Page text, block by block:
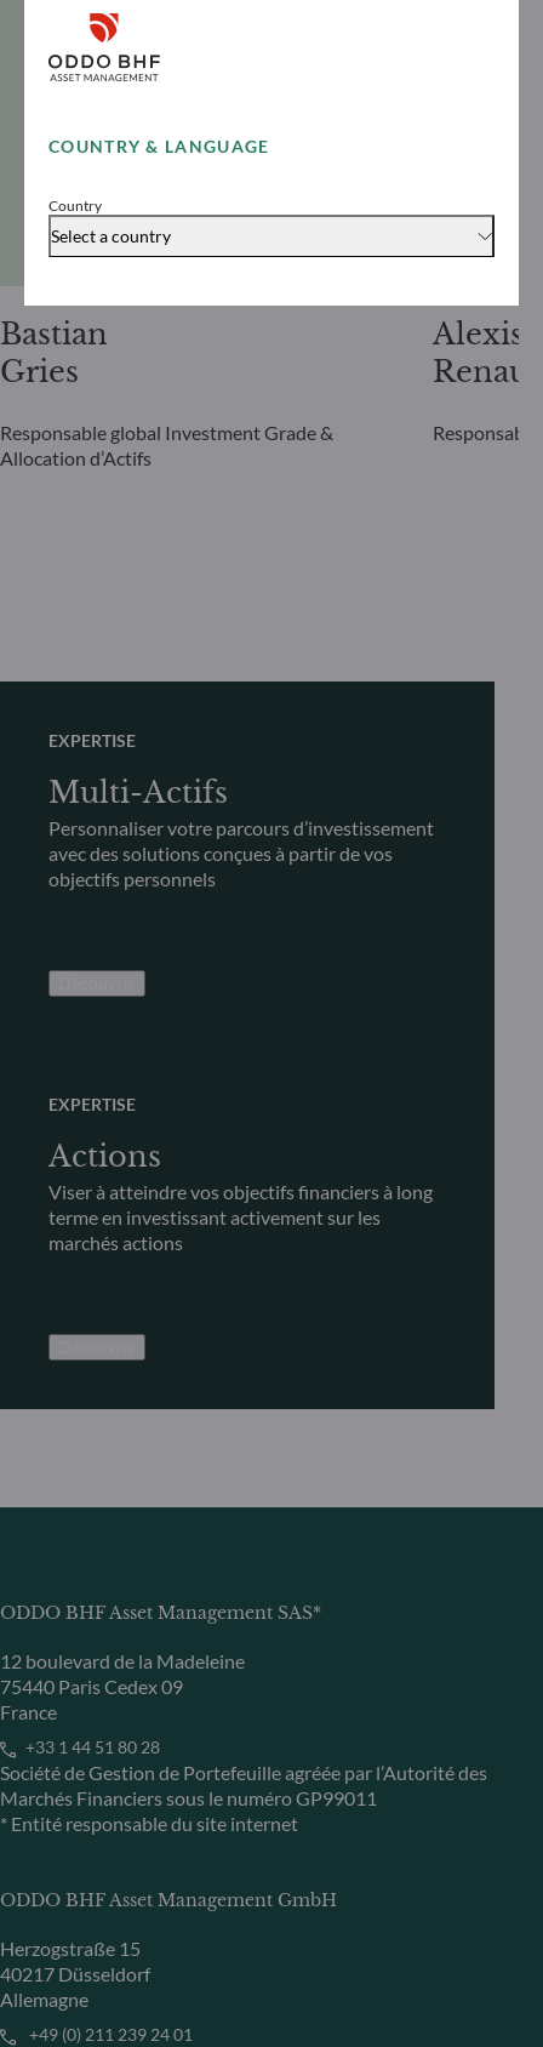
COUNTRY & LANGUAGE
Country
Select a country
Bastian
Gries
Responsable global Investment Grade &
Allocation d’Actifs
Alexis
EXPERTISE
Multi-Actifs
Personnaliser votre parcours d’investissement
avec des solutions conçues à partir de vos
objectifs personnels
EXPERTISE
Actions
Viser à atteindre vos objectifs financiers à long
terme en investissant activement sur les
marchés actions
ODDO BHF Asset Management SAS*
12 boulevard de la Madeleine
75440 Paris Cedex 09
France
+33 1 44 51 80 28
Société de Gestion de Portefeuille agréée par l’Autorité des
Marchés Financiers sous le numéro GP99011
* Entité responsable du site internet
ODDO BHF Asset Management GmbH
Herzogstraße 15
40217 Düsseldorf
Allemagne
+49 (0) 211 239 24 01